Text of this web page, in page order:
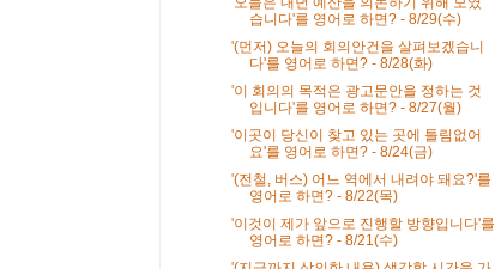
습니다'를 영어로 하면? - 8/29(수)
'(먼저) 오늘의 회의안건을 살펴보겠습니
다'를 영어로 하면? - 8/28(화)
'이 회의의 목적은 광고문안을 정하는 것
입니다'를 영어로 하면? - 8/27(월)
'이곳이 당신이 찾고 있는 곳에 틀림없어
요'를 영어로 하면? - 8/24(금)
'(전철, 버스) 어느 역에서 내려야 돼요?'를
영어로 하면? - 8/22(목)
'이것이 제가 앞으로 진행할 방향입니다'를
영어로 하면? - 8/21(수)